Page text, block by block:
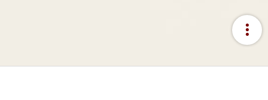
more_vert